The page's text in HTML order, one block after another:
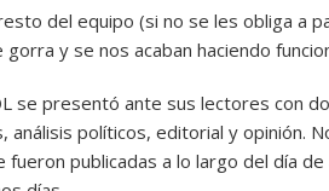
del equipo (si no se les obliga a
y se nos acaban haciendo
se presentó ante sus lectores con
políticos, editorial y opinión.
fueron publicadas a lo largo del día